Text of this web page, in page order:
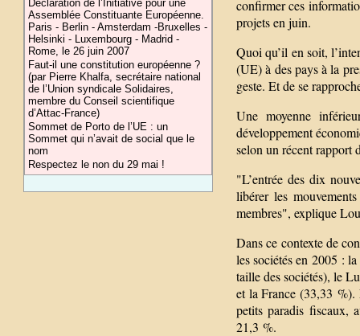
Déclaration de l’Initiative pour une
Assemblée Constituante Européenne.
Paris - Berlin - Amsterdam -Bruxelles -
Helsinki - Luxembourg - Madrid -
Rome, le 26 juin 2007
Faut-il une constitution européenne ?
(par Pierre Khalfa, secrétaire national
de l’Union syndicale Solidaires,
membre du Conseil scientifique
d’Attac-France)
Sommet de Porto de l’UE : un
Sommet qui n’avait de social que le
nom
Respectez le non du 29 mai !
confirmer ces
projets en juin.
Quoi qu’il en soit,
(UE) à des pays à la
geste. Et de se
Une moyenne
développement
selon un récent rapport
"L’entrée des dix
libérer les
membres", explique
Dans ce contexte de
les sociétés en 2005 :
taille des sociétés), le
et la France (33,33 %).
petits paradis fiscaux,
21,3 %.